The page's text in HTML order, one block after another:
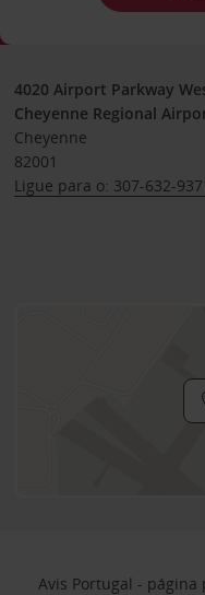
4020 Airport Parkway
Cheyenne Regional
Cheyenne
82001
Ligue para o: 307-632-
Avis Portugal - página